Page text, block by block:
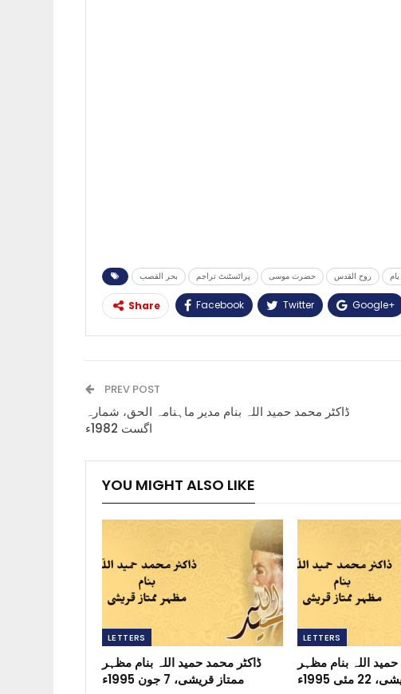
بحر القصب پراٹسٹنٹ تراجم حضرت موسی روح القدس
Share Facebook Twitter Google+
PREV POST
ڈاکٹر محمد حمید اللہ بنام مدیر ماہنامہ الحق، شمارہ
اگست 1982ء
YOU MIGHT ALSO LIKE
LETTERS
ڈاکٹر محمد حمید اللہ بنام مظہر
ممتاز قریشی، 7 جون 1995ء
LETTERS
اللہ بنام مظہر
1995ء